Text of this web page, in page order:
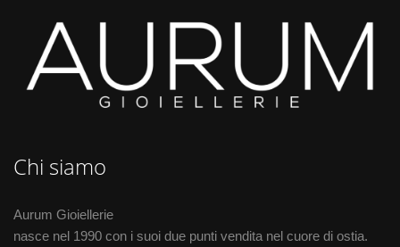
Chi siamo
Aurum Gioiellerie
nasce nel 1990 con i suoi due punti vendita nel cuore di ostia.